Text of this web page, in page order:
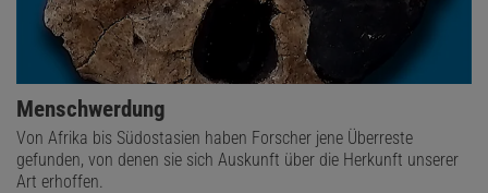
Menschwerdung
Von Afrika bis Südostasien haben Forscher jene Überreste
gefunden, von denen sie sich Auskunft über die Herkunft unserer
Art erhoffen.